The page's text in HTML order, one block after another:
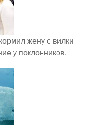
жену с вилки
у поклонников.